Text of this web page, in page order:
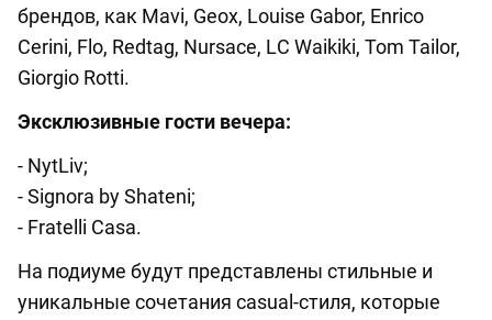
брендов, как Mavi, Geox, Louise Gabor, Enrico
Cerini, Flo, Redtag, Nursace, LС Waikiki, Tom Tailor,
Giorgio Rotti.
Эксклюзивные гости вечера:
- NytLiv;
- Signora by Shateni;
- Fratelli Casa.
На подиуме будут представлены стильные и
уникальные сочетания casual-стиля, которые